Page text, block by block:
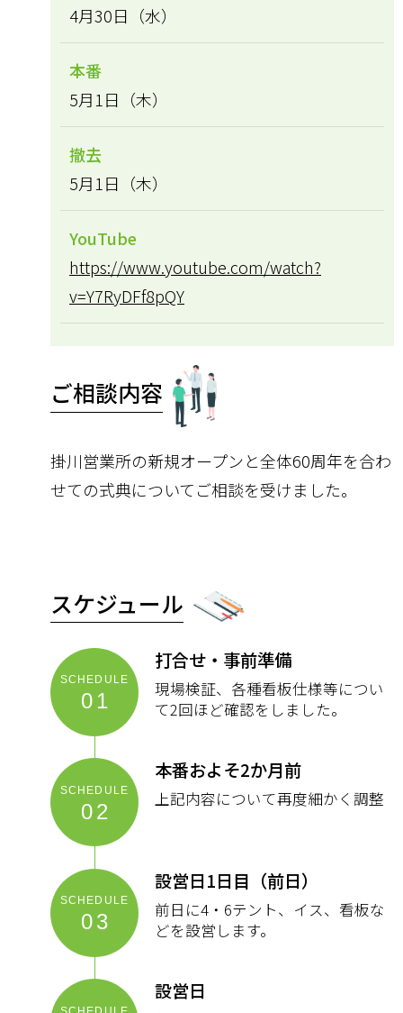
4月30日（水）
本番
5月1日（木）
撤去
5月1日（木）
YouTube
https://www.youtube.com/watch?
v=Y7RyDFf8pQY
ご相談内容
掛川営業所の新規オープンと全体60周年を合わ
せての式典についてご相談を受けました。
スケジュール
01
打合せ・事前準備
現場検証、各種看板仕様等につい
て2回ほど確認をしました。
02
本番およそ2か月前
上記内容について再度細かく調整
03
設営日1日目（前日）
前日に4・6テント、イス、看板な
どを設営します。
設営日